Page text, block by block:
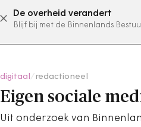
De overheid verandert
Blijf bij met de Binnenlands
abonneer
digitaal redactioneel
Eigen sociale
Uit onderzoek van